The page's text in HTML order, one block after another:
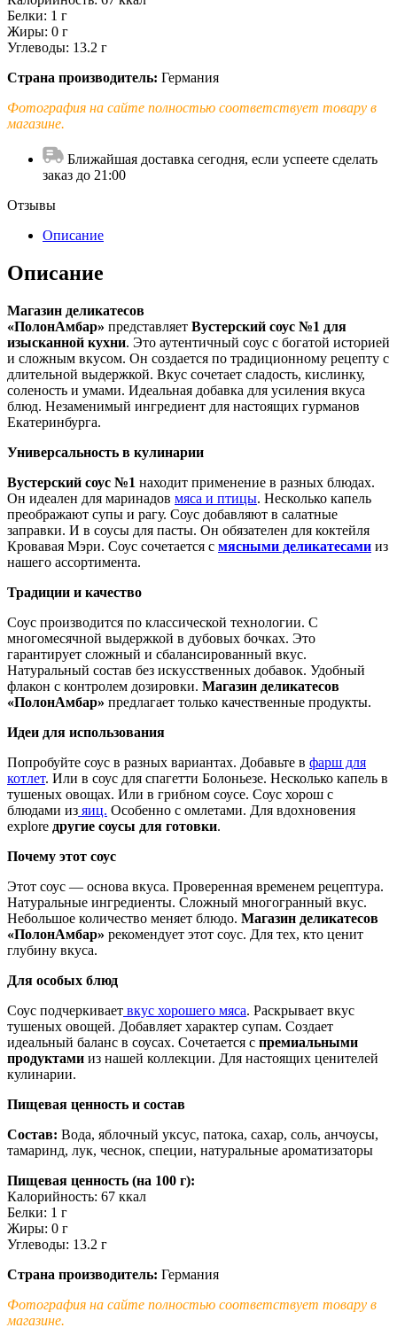
Белки: 1 г
Жиры: 0 г
Углеводы: 13.2 г
Страна производитель: Германия
Фотография на сайте полностью соответствует товару в
магазине.
Ближайшая доставка сегодня, если успеете сделать
заказ до 21:00
Отзывы
Описание
Описание
Магазин деликатесов
«ПолонАмбар» представляет Вустерский соус №1 для
изысканной кухни. Это аутентичный соус с богатой историей
и сложным вкусом. Он создается по традиционному рецепту с
длительной выдержкой. Вкус сочетает сладость, кислинку,
соленость и умами. Идеальная добавка для усиления вкуса
блюд. Незаменимый ингредиент для настоящих гурманов
Екатеринбурга.
Универсальность в кулинарии
Вустерский соус №1 находит применение в разных блюдах.
Он идеален для маринадов мяса и птицы. Несколько капель
преображают супы и рагу. Соус добавляют в салатные
заправки. И в соусы для пасты. Он обязателен для коктейля
Кровавая Мэри. Соус сочетается с мясными деликатесами из
нашего ассортимента.
Традиции и качество
Соус производится по классической технологии. С
многомесячной выдержкой в дубовых бочках. Это
гарантирует сложный и сбалансированный вкус.
Натуральный состав без искусственных добавок. Удобный
флакон с контролем дозировки. Магазин деликатесов
«ПолонАмбар» предлагает только качественные продукты.
Идеи для использования
Попробуйте соус в разных вариантах. Добавьте в фарш для
котлет. Или в соус для спагетти Болоньезе. Несколько капель в
тушеных овощах. Или в грибном соусе. Соус хорош с
блюдами из яиц. Особенно с омлетами. Для вдохновения
explore другие соусы для готовки.
Почему этот соус
Этот соус — основа вкуса. Проверенная временем рецептура.
Натуральные ингредиенты. Сложный многогранный вкус.
Небольшое количество меняет блюдо. Магазин деликатесов
«ПолонАмбар» рекомендует этот соус. Для тех, кто ценит
глубину вкуса.
Для особых блюд
Соус подчеркивает вкус хорошего мяса. Раскрывает вкус
тушеных овощей. Добавляет характер супам. Создает
идеальный баланс в соусах. Сочетается с премиальными
продуктами из нашей коллекции. Для настоящих ценителей
кулинарии.
Пищевая ценность и состав
Состав: Вода, яблочный уксус, патока, сахар, соль, анчоусы,
тамаринд, лук, чеснок, специи, натуральные ароматизаторы
Пищевая ценность (на 100 г):
Калорийность: 67 ккал
Белки: 1 г
Жиры: 0 г
Углеводы: 13.2 г
Страна производитель: Германия
Фотография на сайте полностью соответствует товару в
магазине.